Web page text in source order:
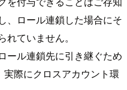
、ロール連鎖した場合にそ
ていません。
ール連鎖先に引き継ぐため
際にクロスアカウント環